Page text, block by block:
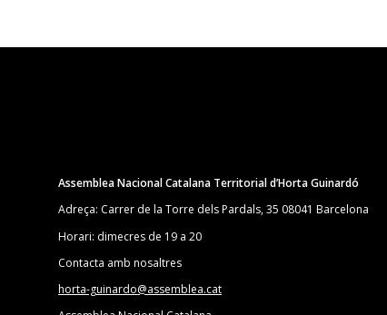
Assemblea Nacional Catalana Territorial d’Horta Guinardó
Adreça: Carrer de la Torre dels Pardals, 35 08041 Barcelona
Horari: dimecres de 19 a 20
Contacta amb nosaltres
horta-guinardo@assemblea.cat